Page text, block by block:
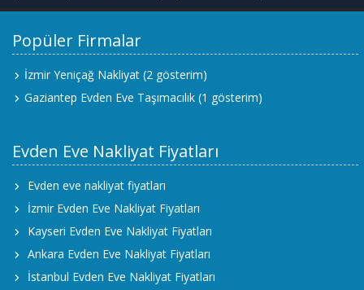
Popüler Firmalar
İzmir Yeniçağ Nakliyat (2 gösterim)
Gaziantep Evden Eve Taşımacılık (1 gösterim)
Evden Eve Nakliyat Fiyatları
Evden eve nakliyat fiyatları
İzmir Evden Eve Nakliyat Fiyatları
Kayseri Evden Eve Nakliyat Fiyatları
Ankara Evden Eve Nakliyat Fiyatları
İstanbul Evden Eve Nakliyat Fiyatları